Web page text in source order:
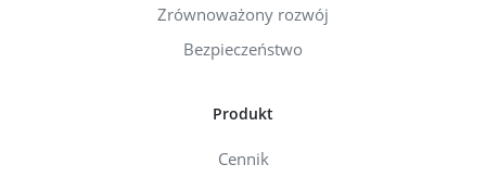
Zrównoważony rozwój
Bezpieczeństwo
Produkt
Cennik